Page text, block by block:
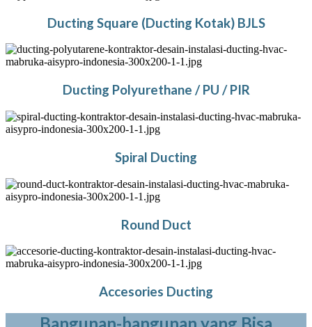
Ducting Square (Ducting Kotak) BJLS
Ducting Polyurethane / PU / PIR
Spiral Ducting
Round Duct
Accesories Ducting